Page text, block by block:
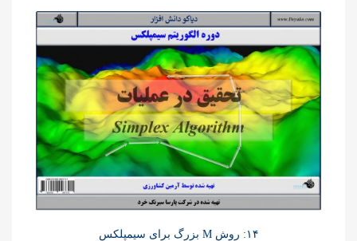
۱۴: روش M بزرگ برای سیمپلکس